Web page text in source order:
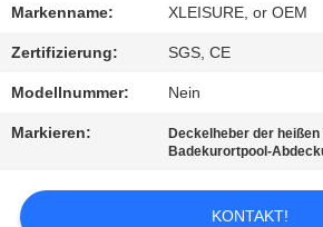
SITEMAP
PRIVACY
Markenname: XLEISURE, or OEM
Zertifizierung: SGS, CE
Modellnummer: Nein
Markieren: Deckelheber der heißen
Badekurortpool-
KONTAKT!